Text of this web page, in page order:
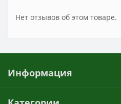
Нет отзывов об этом товаре.
Информация